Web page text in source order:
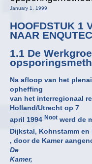
January 1, 1999
HOOFDSTUK 1
NAAR
1.1 De
Na afloop van het
opheffing
van het interregionaal
Holland/Utrecht op 7
april 1994 Noot werd de
Dijkstal, Kohnstamm
, door de Kamer
De
Kamer,